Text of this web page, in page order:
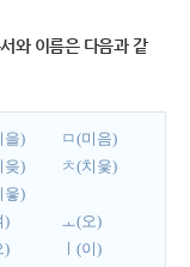
와 이름은 다음과 같
을)
ㅁ(미음)
읒)
ㅊ(치읓)
읗)
)
ㅗ(오)
) ㅣ(이)